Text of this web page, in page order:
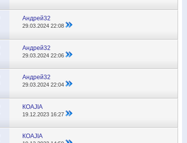
Андрей32
29.03.202422:08
Андрей32
29.03.202422:06
Андрей32
29.03.202422:04
КОАJIА
19.12.2023 16:27
КОАJIА